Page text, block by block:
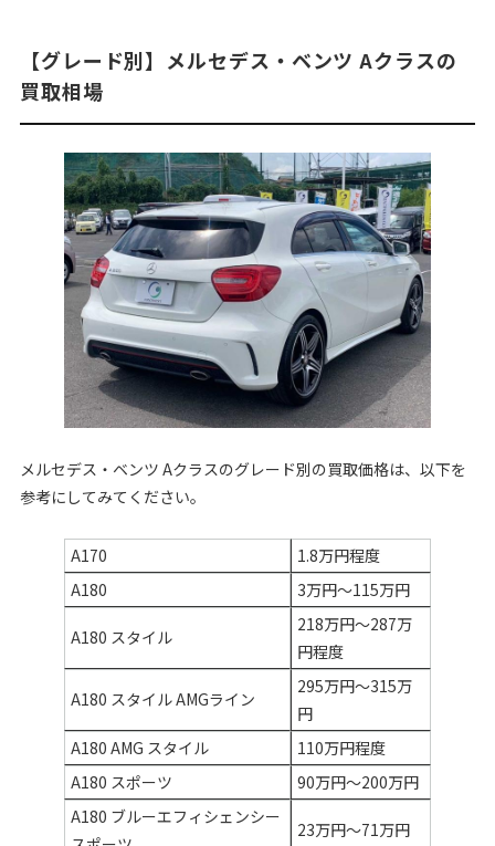
【グレード別】メルセデス・ベンツ Aクラスの
買取相場
メルセデス・ベンツ Aクラスのグレード別の買取価格は、以下を
参考にしてみてください。
A170
1.8万円程度
A180
3万円～115万円
A180 スタイル
218万円～287万
円程度
A180 スタイル AMGライン
295万円～315万
円
A180 AMG スタイル
110万円程度
A180 スポーツ
90万円～200万円
A180 ブルーエフィシェンシー
23万円～71万円